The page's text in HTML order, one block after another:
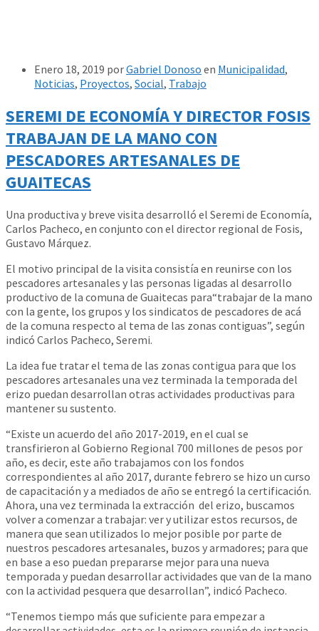
Enero 18, 2019 porGabriel Donoso en Municipalidad,
Noticias, Proyectos, Social, Trabajo
SEREMI DE ECONOMÍA Y DIRECTOR FOSIS
TRABAJAN DE LA MANO CON
PESCADORES ARTESANALES DE
GUAITECAS
Una productiva y breve visita desarrolló el Seremi de Economía,
Carlos Pacheco, en conjunto con el director regional de Fosis,
Gustavo Márquez.
El motivo principal de la visita consistía en reunirse con los
pescadores artesanales y las personas ligadas al desarrollo
productivo de la comuna de Guaitecas para“trabajar de la mano
con la gente, los grupos y los sindicatos de pescadores de acá
de la comuna respecto al tema de las zonas contiguas”, según
indicó Carlos Pacheco, Seremi.
La idea fue tratar el tema de las zonas contigua para que los
pescadores artesanales una vez terminada la temporada del
erizo puedan desarrollan otras actividades productivas para
mantener su sustento.
“Existe un acuerdo del año 2017-2019, en el cual se
transfirieron al Gobierno Regional 700 millones de pesos por
año, es decir, este año trabajamos con los fondos
correspondientes al año 2017, durante febrero se hizo un curso
de capacitación y a mediados de año se entregó la certificación.
Ahora, una vez terminada la extracción del erizo, buscamos
volver a comenzar a trabajar: ver y utilizar estos recursos, de
manera que sean utilizados lo mejor posible por parte de
nuestros pescadores artesanales, buzos y armadores; para que
en base a eso puedan prepararse mejor para una nueva
temporada y puedan desarrollar actividades que van de la mano
con la actividad pesquera que desarrollan”, indicó Pacheco.
“Tenemos tiempo más que suficiente para empezar a